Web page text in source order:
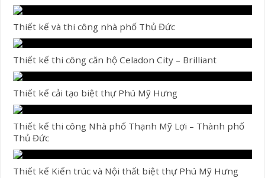
Thiết kế và thi công nhà phố Thủ Đức
Thiết kế thi công căn hộ Celadon City – Brilliant
Thiết kế cải tạo biệt thự Phú Mỹ Hưng
Thiết kế thi công Nhà phố Thạnh Mỹ Lợi – Thành phố
Thủ Đức
Thiết kế Kiến trúc và Nội thất biệt thự Phú Mỹ Hưng